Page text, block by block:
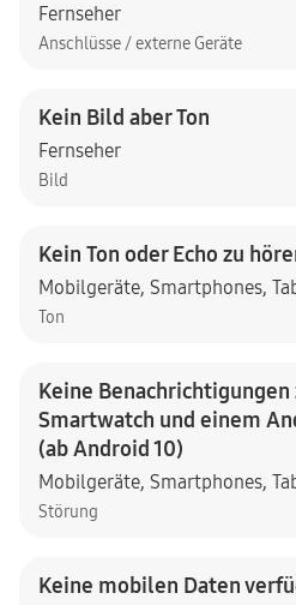
Fernseher
Anschlüsse / externe Geräte
Kein Bild aber Ton
Fernseher
Bild
Kein Ton oder Echo zu
Mobilgeräte, Smartphones,
Ton
Keine Benachrichtigungen
Smartwatch und einem
(ab Android 10)
Mobilgeräte, Smartphones,
Störung
Keine mobilen Daten